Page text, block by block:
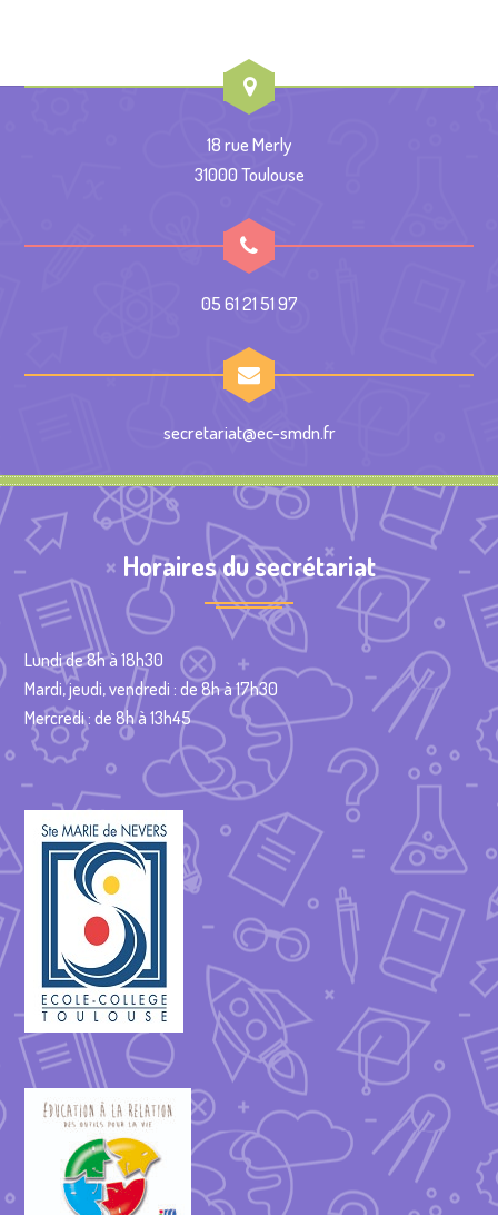
18 rue Merly
31000 Toulouse
05 61 21 51 97
secretariat@ec-smdn.fr
Horaires du secrétariat
Lundi de 8h à 18h30
Mardi, jeudi, vendredi : de 8h à 17h30
Mercredi : de 8h à 13h45